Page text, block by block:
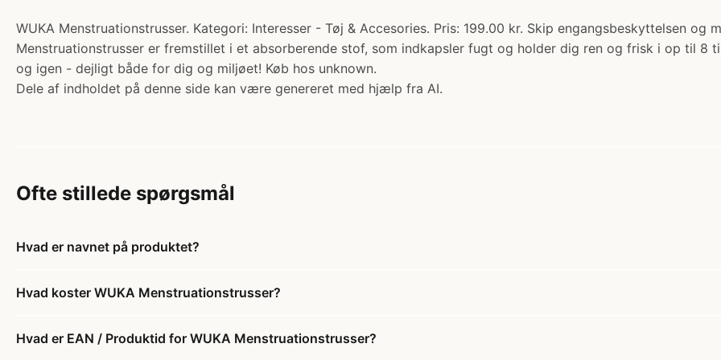
WUKA Menstruationstrusser. Kategori: Interesser - Tøj & Accesories. Pris: 199.00 kr. Skip engangsbeskyttelsen og
Menstruationstrusser er fremstillet i et absorberende stof, som indkapsler fugt og holder dig ren og frisk i op til 8
og igen - dejligt både for dig og miljøet! Køb hos unknown.
Dele af indholdet på denne side kan være genereret med hjælp fra AI.
Ofte stillede spørgsmål
Hvad er navnet på produktet?
Hvad koster WUKA Menstruationstrusser?
Hvad er EAN / Produktid for WUKA Menstruationstrusser?